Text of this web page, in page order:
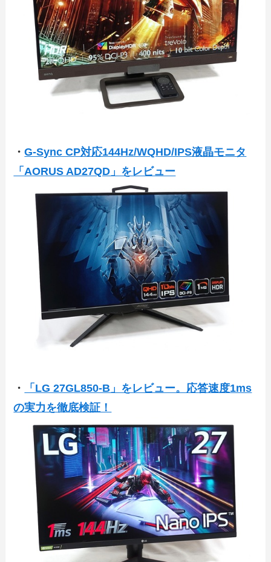
・G-Sync CP対応144Hz/WQHD/IPS液晶モニタ
「AORUS AD27QD」をレビュー
・
「LG 27GL850-B」をレビュー。応答速度1ms
の実力を徹底検証！